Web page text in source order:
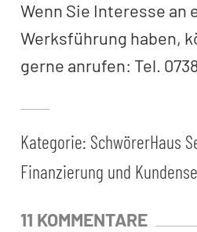
Wenn Sie Interesse an
Werksführung haben,
gerne anrufen: Tel.
Kategorie: SchwörerHaus
Finanzierung und
11 KOMMENTARE